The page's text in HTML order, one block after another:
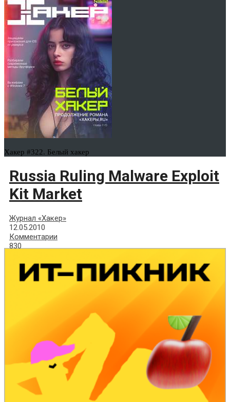
Хакер #322. Белый хакер
Russia Ruling Malware Exploit
Kit Market
Журнал «Хакер»
12.05.2010
Комментарии
830